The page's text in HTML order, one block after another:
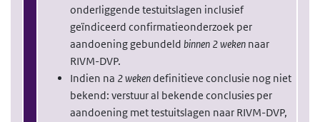
onderliggende testuitslagen inclusief
geïndiceerd confirmatieonderzoek per
aandoening gebundeld binnen 2 wekennaar
RIVM-DVP.
Indien na 2 wekendefinitieve conclusie nog niet
bekend: verstuur al bekende conclusies per
aandoening met testuitslagen naar RIVM-DVP,